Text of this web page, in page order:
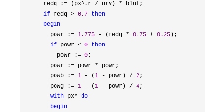
      redq :
= (px^.r / nrv) * bluf;
if redq > 0.7 then
begin
        powr :
= 1.775 - (redq * 0.75 + 0.25 );
if powr < 0 then
          powr :
= 0;
        powr :
= powr * powr;
        powb :
= 1 - (1 - powr) / 2;
        powg :
= 1 - (1 - powr) / 4;
with px^ do
begin